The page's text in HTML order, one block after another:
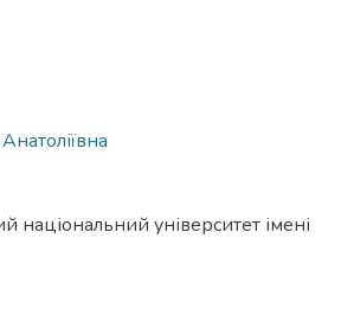
національний університет імені